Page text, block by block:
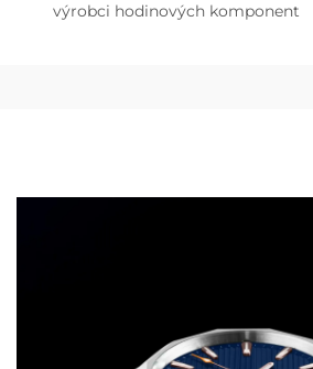
výrobci hodinových komponent